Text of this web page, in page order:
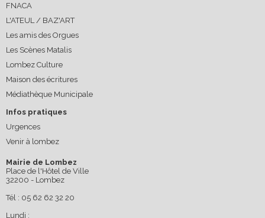
FNACA
L'ATEUL / BAZ'ART
Les amis des Orgues
Les Scènes Matalis
Lombez Culture
Maison des écritures
Médiathèque Municipale
Infos pratiques
Urgences
Venir à lombez
Mairie de Lombez
Place de l'Hôtel de Ville
32200 - Lombez
Tél : 05 62 62 32 20
Lundi :